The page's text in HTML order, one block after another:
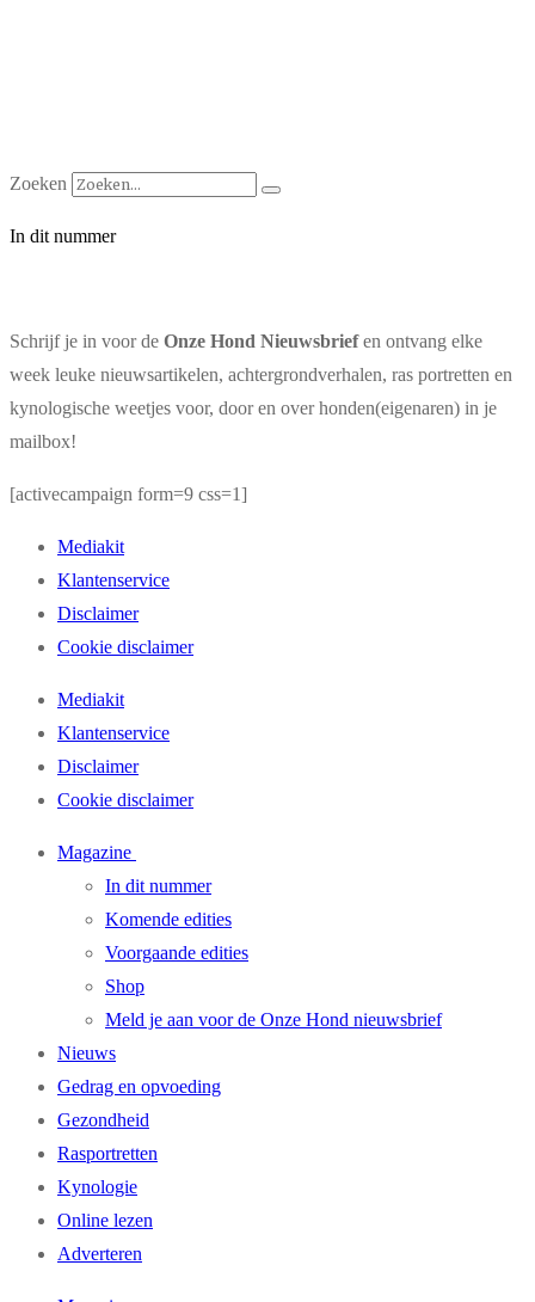
Zoeken
In dit nummer
Schrijf je in voor de Onze Hond Nieuwsbriefen ontvang elke
week leuke nieuwsartikelen, achtergrondverhalen, ras portretten en
kynologische weetjes voor, door en over honden(eigenaren) in je
mailbox!
[activecampaign form=9 css=1]
Mediakit
Klantenservice
Disclaimer
Cookie disclaimer
Mediakit
Klantenservice
Disclaimer
Cookie disclaimer
Magazine
In dit nummer
Komende edities
Voorgaande edities
Shop
Meld je aan voor de Onze Hond nieuwsbrief
Nieuws
Gedrag en opvoeding
Gezondheid
Rasportretten
Kynologie
Online lezen
Adverteren